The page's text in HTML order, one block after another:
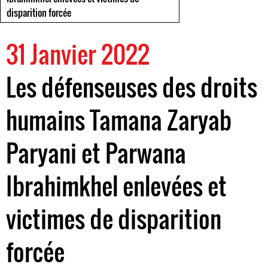
disparition forcée
31 Janvier 2022
Les défenseuses des droits
humains Tamana Zaryab
Paryani et Parwana
Ibrahimkhel enlevées et
victimes de disparition
forcée